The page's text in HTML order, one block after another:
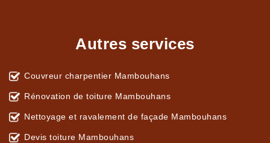
Autres services
Couvreur charpentier Mambouhans
Rénovation de toiture Mambouhans
Nettoyage et ravalement de façade Mambouhans
Devis toiture Mambouhans